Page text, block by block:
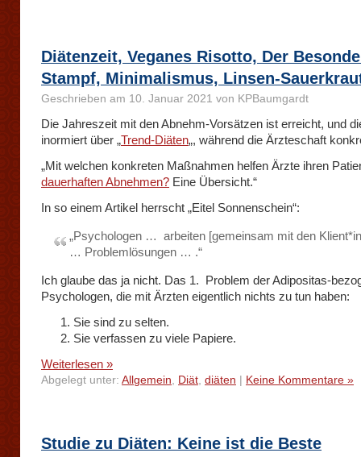
Diätenzeit, Veganes Risotto, Der
Stampf, Minimalismus, Linsen-
Geschrieben am 10. Januar 2021 von KPBaumgardt
Die Jahreszeit mit den Abnehm-Vorsätzen ist erreicht, und
inormiert über „Trend-Diäten„, während die Ärzteschaft
„Mit welchen konkreten Maßnahmen helfen Ärzte ihren
dauerhaften Abnehmen? Eine Übersicht.“
In so einem Artikel herrscht „Eitel Sonnenschein“:
„Psychologen … arbeiten [gemeinsam mit den
… Problemlösungen … .“
Ich glaube das ja nicht. Das 1. Problem der Adipositas-
Psychologen, die mit Ärzten eigentlich nichts zu tun haben:
Sie sind zu selten.
Sie verfassen zu viele Papiere.
Weiterlesen »
Abgelegt unter: Allgemein, Diät, diäten Keine Kommentare »
Studie zu Diäten: Keine ist die Beste